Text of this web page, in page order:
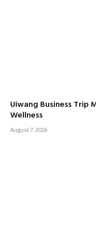
Uiwang Business Trip
Wellness
August 7, 2026